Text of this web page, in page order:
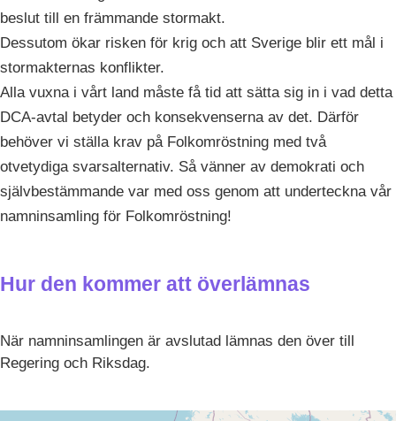
beslut till en främmande stormakt.
Dessutom ökar risken för krig och att Sverige blir ett mål i
stormakternas konflikter.
Alla vuxna i vårt land måste få tid att sätta sig in i vad detta
DCA-avtal betyder och konsekvenserna av det. Därför
behöver vi ställa krav på Folkomröstning med två
otvetydiga svarsalternativ. Så vänner av demokrati och
självbestämmande var med oss genom att underteckna vår
namninsamling för Folkomröstning!
Hur den kommer att överlämnas
När namninsamlingen är avslutad lämnas den över till
Regering och Riksdag.